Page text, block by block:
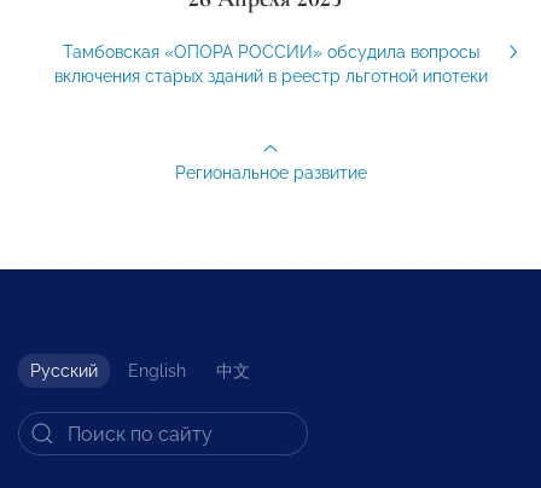
Тамбовская «ОПОРА РОССИИ» обсудила вопросы
включения старых зданий в реестр льготной ипотеки
Региональное развитие
Русский English 中文